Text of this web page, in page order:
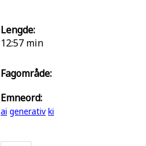
Lengde:
12:57 min
Fagområde:
Emneord:
ai generativ ki